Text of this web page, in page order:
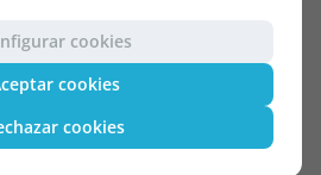
cookies
cookies
cookies